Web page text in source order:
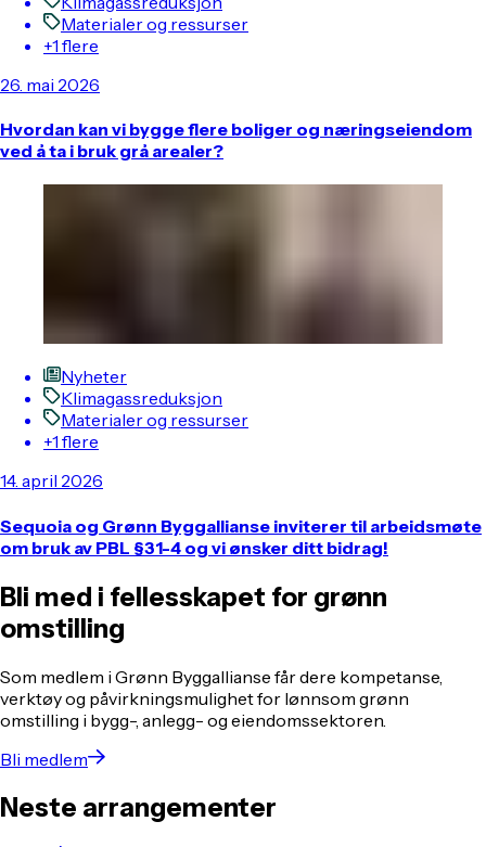
Materialer og ressurser
+1 flere
26. mai 2026
Hvordan kan vi bygge flere boliger og næringseiendom
ved å ta i bruk grå arealer?
Nyheter
Klimagassreduksjon
Materialer og ressurser
+1 flere
14. april 2026
Sequoia og Grønn Byggallianse inviterer til arbeidsmøte
om bruk av PBL §31-4 og vi ønsker ditt bidrag!
Bli med i fellesskapet for grønn
omstilling
Som medlem i Grønn Byggallianse får dere kompetanse,
verktøy og påvirkningsmulighet for lønnsom grønn
omstilling i bygg-, anlegg- og eiendomssektoren.
Bli medlem
Neste arrangementer